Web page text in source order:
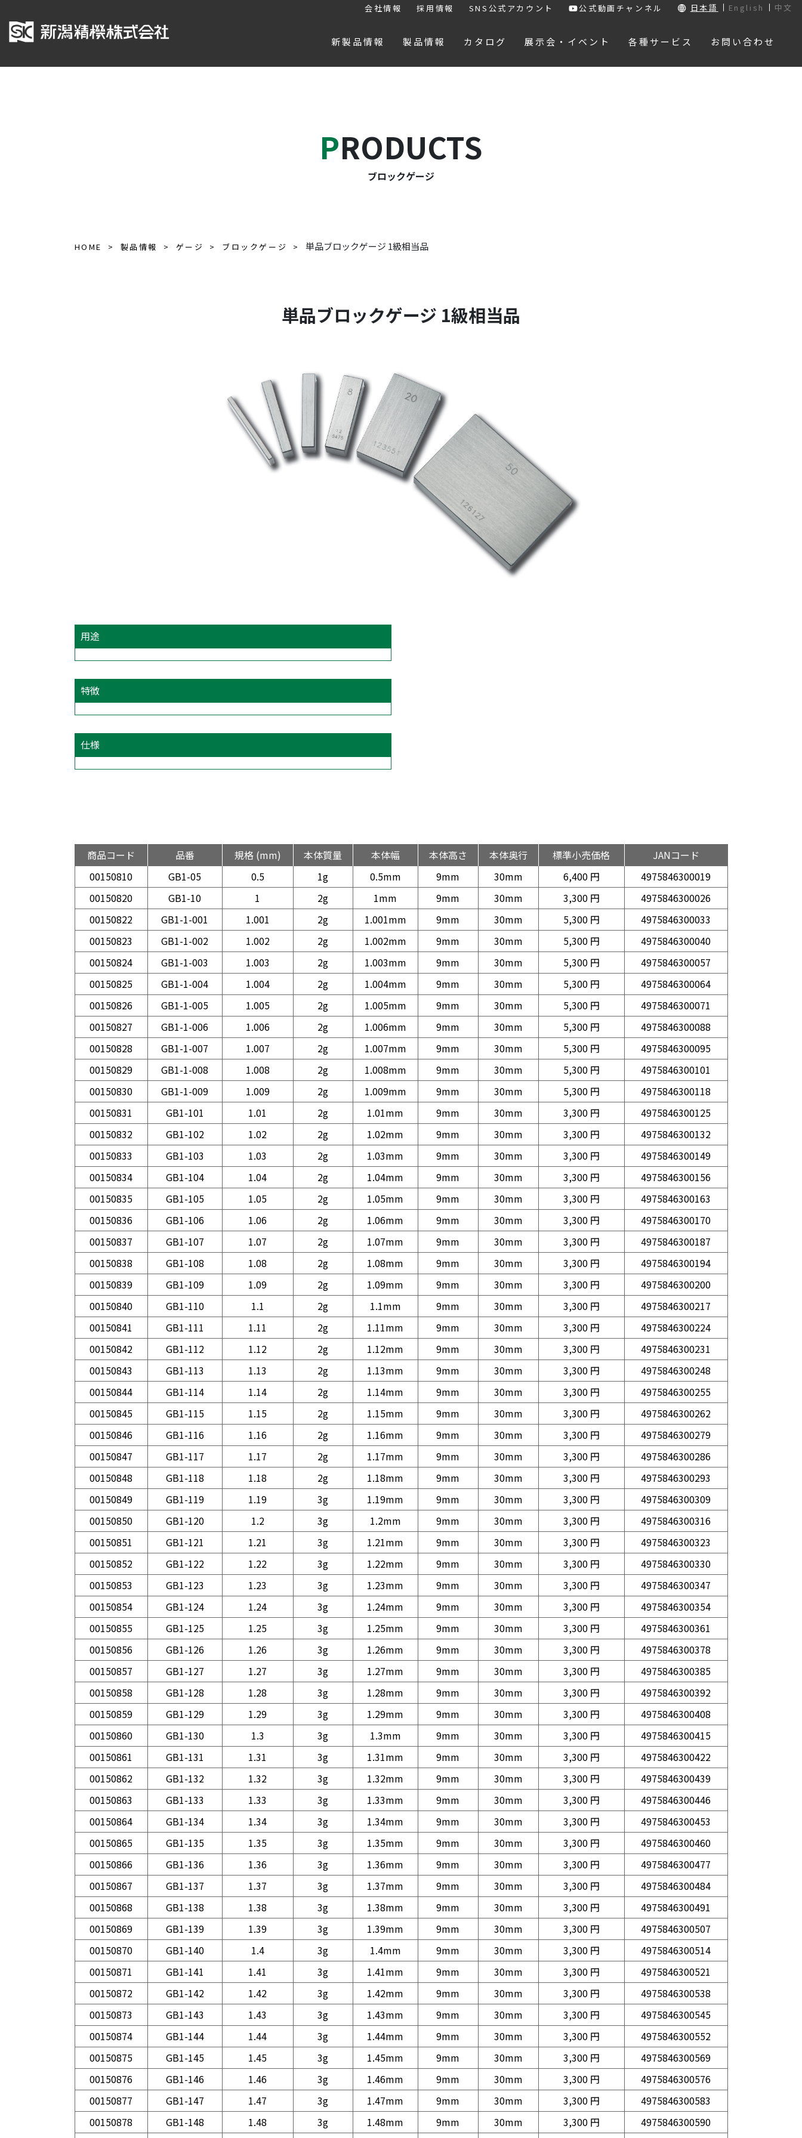
会社情報 採用情報 SNS公式アカウント 公式動画チャンネル 日本語 English 中文
新製品情報 製品情報 カタログ 展示会・イベント 各種サービス お問い合わせ
PRODUCTS
ブロックゲージ
HOME 製品情報 ゲージ ブロックゲージ 単品ブロックゲージ 1級相当品
単品ブロックゲージ 1級相当品
用途
特徴
仕様
商品コード 品番 規格 (mm) 本体質量 本体幅 本体高さ 本体奥行 標準小売価格
JANコード
00150810
GB1-05 0.5 1g 0.5mm 9mm 30mm 6,400 円
4975846300019
00150820
GB1-10 1 2g 1mm 9mm 30mm 3,300 円
4975846300026
00150822
GB1-1-001 1.001 2g 1.001mm 9mm 30mm 5,300 円
4975846300033
00150823
GB1-1-002 1.002 2g 1.002mm 9mm 30mm 5,300 円
4975846300040
00150824
GB1-1-003 1.003 2g 1.003mm 9mm 30mm 5,300 円
4975846300057
00150825
GB1-1-004 1.004 2g 1.004mm 9mm 30mm 5,300 円
4975846300064
00150826
GB1-1-005 1.005 2g 1.005mm 9mm 30mm 5,300 円
4975846300071
00150827
GB1-1-006 1.006 2g 1.006mm 9mm 30mm 5,300 円
4975846300088
00150828
GB1-1-007 1.007 2g 1.007mm 9mm 30mm 5,300 円
4975846300095
00150829
GB1-1-008 1.008 2g 1.008mm 9mm 30mm 5,300 円
4975846300101
00150830
GB1-1-009 1.009 2g 1.009mm 9mm 30mm 5,300 円
4975846300118
00150831
GB1-101 1.01 2g 1.01mm 9mm 30mm 3,300 円
4975846300125
00150832
GB1-102 1.02 2g 1.02mm 9mm 30mm 3,300 円
4975846300132
00150833
GB1-103 1.03 2g 1.03mm 9mm 30mm 3,300 円
4975846300149
00150834
GB1-104 1.04 2g 1.04mm 9mm 30mm 3,300 円
4975846300156
00150835
GB1-105 1.05 2g 1.05mm 9mm 30mm 3,300 円
4975846300163
00150836
GB1-106 1.06 2g 1.06mm 9mm 30mm 3,300 円
4975846300170
00150837
GB1-107 1.07 2g 1.07mm 9mm 30mm 3,300 円
4975846300187
00150838
GB1-108 1.08 2g 1.08mm 9mm 30mm 3,300 円
4975846300194
00150839
GB1-109 1.09 2g 1.09mm 9mm 30mm 3,300 円
4975846300200
00150840
GB1-110 1.1 2g 1.1mm 9mm 30mm 3,300 円
4975846300217
00150841
GB1-111 1.11 2g 1.11mm 9mm 30mm 3,300 円
4975846300224
00150842
GB1-112 1.12 2g 1.12mm 9mm 30mm 3,300 円
4975846300231
00150843
GB1-113 1.13 2g 1.13mm 9mm 30mm 3,300 円
4975846300248
00150844
GB1-114 1.14 2g 1.14mm 9mm 30mm 3,300 円
4975846300255
00150845
GB1-115 1.15 2g 1.15mm 9mm 30mm 3,300 円
4975846300262
00150846
GB1-116 1.16 2g 1.16mm 9mm 30mm 3,300 円
4975846300279
00150847
GB1-117 1.17 2g 1.17mm 9mm 30mm 3,300 円
4975846300286
00150848
GB1-118 1.18 2g 1.18mm 9mm 30mm 3,300 円
4975846300293
00150849
GB1-119 1.19 3g 1.19mm 9mm 30mm 3,300 円
4975846300309
00150850
GB1-120 1.2 3g 1.2mm 9mm 30mm 3,300 円
4975846300316
00150851
GB1-121 1.21 3g 1.21mm 9mm 30mm 3,300 円
4975846300323
00150852
GB1-122 1.22 3g 1.22mm 9mm 30mm 3,300 円
4975846300330
00150853
GB1-123 1.23 3g 1.23mm 9mm 30mm 3,300 円
4975846300347
00150854
GB1-124 1.24 3g 1.24mm 9mm 30mm 3,300 円
4975846300354
00150855
GB1-125 1.25 3g 1.25mm 9mm 30mm 3,300 円
4975846300361
00150856
GB1-126 1.26 3g 1.26mm 9mm 30mm 3,300 円
4975846300378
00150857
GB1-127 1.27 3g 1.27mm 9mm 30mm 3,300 円
4975846300385
00150858
GB1-128 1.28 3g 1.28mm 9mm 30mm 3,300 円
4975846300392
00150859
GB1-129 1.29 3g 1.29mm 9mm 30mm 3,300 円
4975846300408
00150860
GB1-130 1.3 3g 1.3mm 9mm 30mm 3,300 円
4975846300415
00150861
GB1-131 1.31 3g 1.31mm 9mm 30mm 3,300 円
4975846300422
00150862
GB1-132 1.32 3g 1.32mm 9mm 30mm 3,300 円
4975846300439
00150863
GB1-133 1.33 3g 1.33mm 9mm 30mm 3,300 円
4975846300446
00150864
GB1-134 1.34 3g 1.34mm 9mm 30mm 3,300 円
4975846300453
00150865
GB1-135 1.35 3g 1.35mm 9mm 30mm 3,300 円
4975846300460
00150866
GB1-136 1.36 3g 1.36mm 9mm 30mm 3,300 円
4975846300477
00150867
GB1-137 1.37 3g 1.37mm 9mm 30mm 3,300 円
4975846300484
00150868
GB1-138 1.38 3g 1.38mm 9mm 30mm 3,300 円
4975846300491
00150869
GB1-139 1.39 3g 1.39mm 9mm 30mm 3,300 円
4975846300507
00150870
GB1-140 1.4 3g 1.4mm 9mm 30mm 3,300 円
4975846300514
00150871
GB1-141 1.41 3g 1.41mm 9mm 30mm 3,300 円
4975846300521
00150872
GB1-142 1.42 3g 1.42mm 9mm 30mm 3,300 円
4975846300538
00150873
GB1-143 1.43 3g 1.43mm 9mm 30mm 3,300 円
4975846300545
00150874
GB1-144 1.44 3g 1.44mm 9mm 30mm 3,300 円
4975846300552
00150875
GB1-145 1.45 3g 1.45mm 9mm 30mm 3,300 円
4975846300569
00150876
GB1-146 1.46 3g 1.46mm 9mm 30mm 3,300 円
4975846300576
00150877
GB1-147 1.47 3g 1.47mm 9mm 30mm 3,300 円
4975846300583
00150878
GB1-148 1.48 3g 1.48mm 9mm 30mm 3,300 円
4975846300590